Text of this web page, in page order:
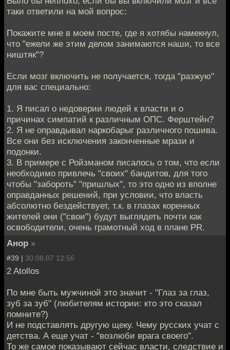
таки ответили на мой вопрос:
Покажите мне в моем посте, где я хотябы намекнул,
что "ежели же этим делом занимаются наши, то все
ништяк"?
Если мозг включить не получается, тогда "разжую"
для вас специально:
1. Я писал о недоверии людей к власти и о
причинах симпатий к различным ОПС. Ферштейн?
2. Я не оправдывал наркобарыг различного пошива.
Все они без исключения законченные мрази и
подонки.
3. В примере с Ройзманом писалось о том, что если
необходимо привлечь "своих" бандитов, для того
чтобы "забороть" "пришлых", то это одно из вполне
оправданных решений, при условии, что власть
абсолютно бездействует, т.к. в глазах коренных
жителей они ("свои") будут выглядеть почти как
освободители, очень грамотный ход в плане PR.
Анор »
#39 | 30.08.07 12:56
2 Atollos
По мне быть мужчиной это значит - "Глаз за глаз,
зуб за зуб" (любителям истории: кто это сказал
помните?)
И не подставлять другую щеку. Чему русских учат с
детства. А еще учат - "возлюби врага своего".
То же самое показывают сейчас власти, следствие и